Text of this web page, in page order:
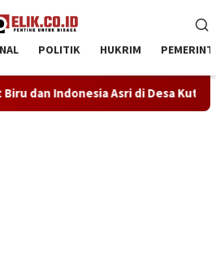
POLITIK HUKRIM
Asri di Desa Kutapohaci